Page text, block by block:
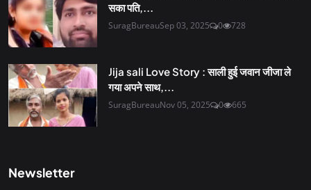
सका पति,...
SuragBureauSep 03, 2025 0 728
Jija sali Love Story : साली हुई जवान जीजा ले
गया अपने साथ,...
SuragBureauNov 05, 2025 0 665
Newsletter